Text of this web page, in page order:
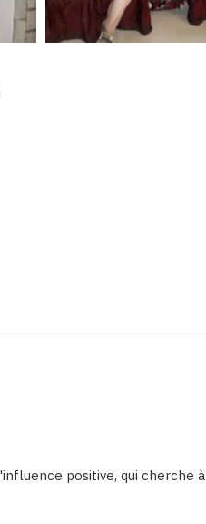
positive, qui cherche à